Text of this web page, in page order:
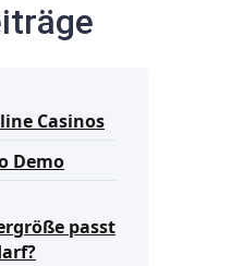
Casinos
Demo
passt